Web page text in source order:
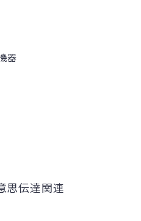
器
思伝達関連